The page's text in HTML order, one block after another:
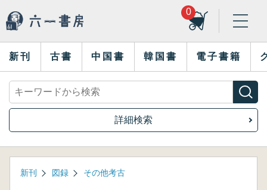
0
新刊 古書 中国書 韓国書 電子書籍
詳細検索
新刊 図録 その他考古